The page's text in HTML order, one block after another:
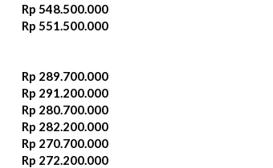
Rp 548.500.000
Rp 551.500.000‬
Rp 289.700.000‬
Rp 291.200.000‬
Rp 280.700.000‬
Rp 282.200.000‬
Rp 270.700.000‬
Rp 272.200.000‬